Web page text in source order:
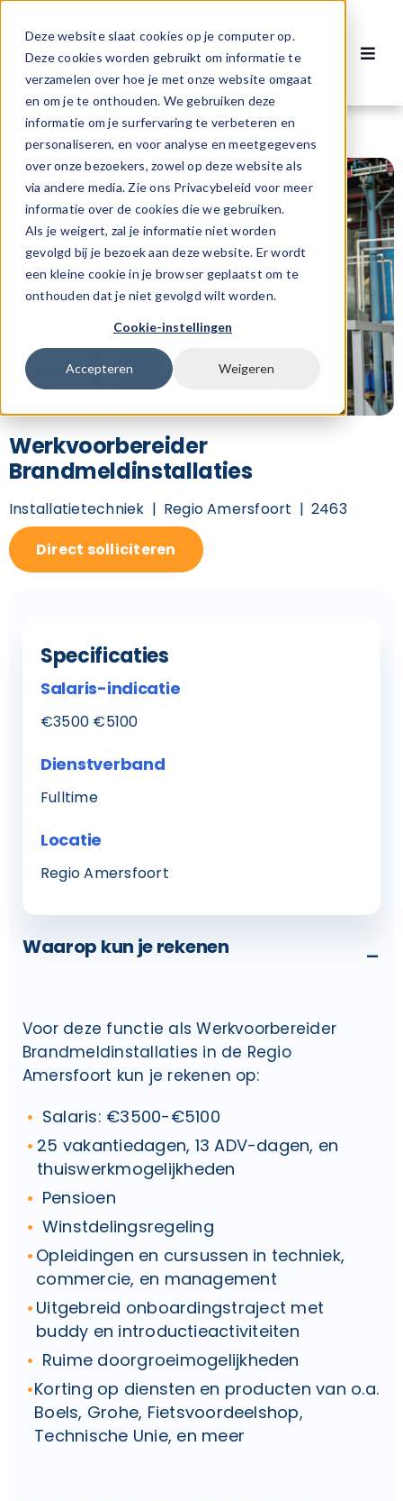
Deze website slaat cookies op je computer op.
Deze cookies worden gebruikt om informatie te
verzamelen over hoe je met onze website omgaat
en om je te onthouden. We gebruiken deze
informatie om je surfervaring te verbeteren en
personaliseren, en voor analyse en meetgegevens
over onze bezoekers, zowel op deze website als
via andere media. Zie ons Privacybeleid voor meer
informatie over de cookies die we gebruiken.
Als je weigert, zal je informatie niet worden
gevolgd bij je bezoek aan deze website. Er wordt
een kleine cookie in je browser geplaatst om te
onthouden dat je niet gevolgd wilt worden.
Cookie-instellingen
Accepteren Weigeren
naar
inhoud
Contact
Vacatures
Voor werknemers
Voor werkgevers
Over ons
Werkvoorbereider
Brandmeldinstallaties
Installatietechniek Regio Amersfoort
2463
Direct solliciteren
Specificaties
Salaris-indicatie
€3500 €5100
Dienstverband
Fulltime
Locatie
Regio Amersfoort
Waarop kun je rekenen -
Voor deze functie als Werkvoorbereider
Brandmeldinstallaties in de Regio
Amersfoort kun je rekenen op:
Salaris: €3500-€5100
25 vakantiedagen, 13 ADV-dagen, en
thuiswerkmogelijkheden
Pensioen
Winstdelingsregeling
Opleidingen en cursussen in techniek,
commercie, en management
Uitgebreid onboardingstraject met
buddy en introductieactiviteiten
Ruime doorgroeimogelijkheden
Korting op diensten en producten van o.a.
Boels, Grohe, Fietsvoordeelshop,
Technische Unie, en meer